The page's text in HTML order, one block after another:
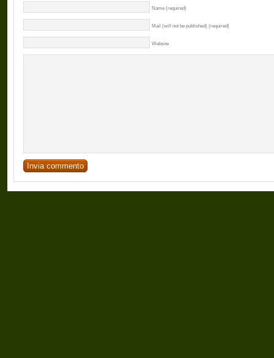
Name (required)
Mail (will not be published) (required)
Website